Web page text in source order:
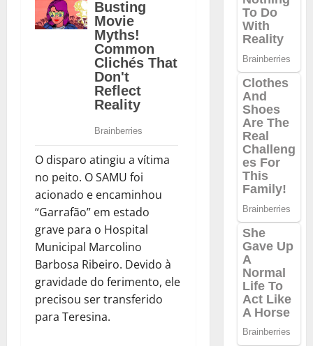
O disparo atingiu a vítima
no peito. O SAMU foi
acionado e encaminhou
“Garrafão” em estado
grave para o Hospital
Municipal Marcolino
Barbosa Ribeiro. Devido à
gravidade do ferimento, ele
precisou ser transferido
para Teresina.